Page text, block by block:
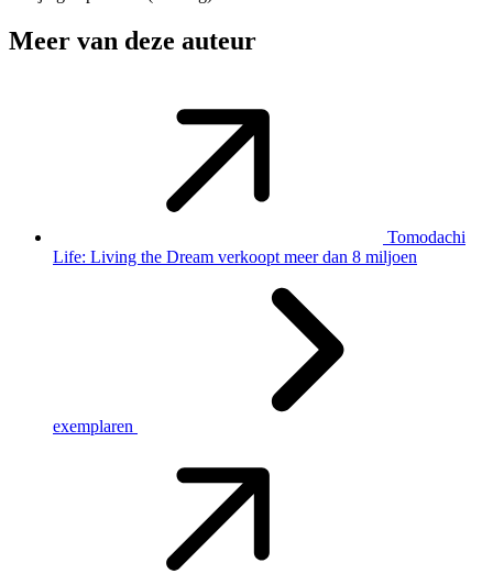
Meer van deze auteur
Tomodachi
Life: Living the Dream verkoopt meer dan 8 miljoen
exemplaren